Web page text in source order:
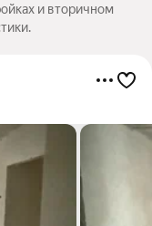
и вторичном